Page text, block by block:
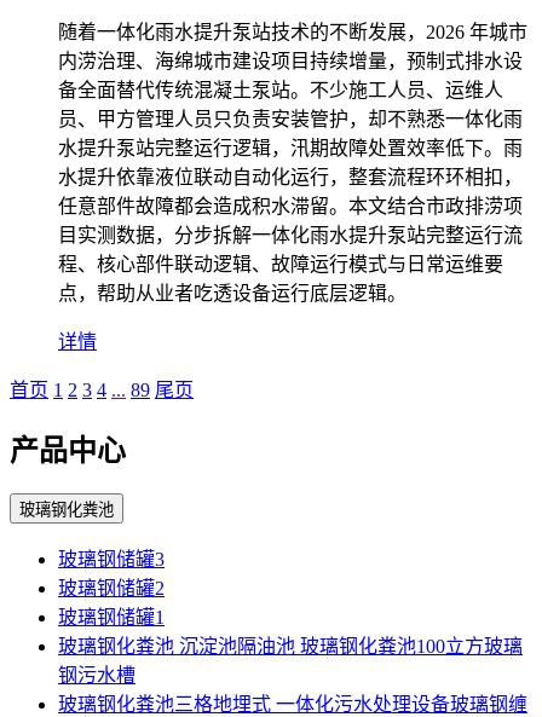
随着一体化雨水提升泵站技术的不断发展，2026 年城市
内涝治理、海绵城市建设项目持续增量，预制式排水设
备全面替代传统混凝土泵站。不少施工人员、运维人
员、甲方管理人员只负责安装管护，却不熟悉一体化雨
水提升泵站完整运行逻辑，汛期故障处置效率低下。雨
水提升依靠液位联动自动化运行，整套流程环环相扣，
任意部件故障都会造成积水滞留。本文结合市政排涝项
目实测数据，分步拆解一体化雨水提升泵站完整运行流
程、核心部件联动逻辑、故障运行模式与日常运维要
点，帮助从业者吃透设备运行底层逻辑。
详情
首页 1 2 3 4 ... 89 尾页
产品中心
玻璃钢化粪池
玻璃钢储罐3
玻璃钢储罐2
玻璃钢储罐1
玻璃钢化粪池 沉淀池隔油池 玻璃钢化粪池100立方玻璃
钢污水槽
玻璃钢化粪池三格地埋式 一体化污水处理设备玻璃钢缠